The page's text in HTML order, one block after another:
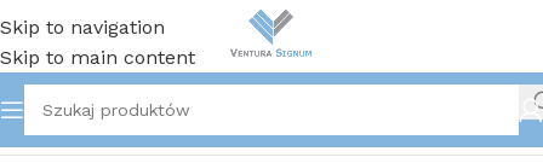
Skip to navigation
Skip to main content
Strona główna